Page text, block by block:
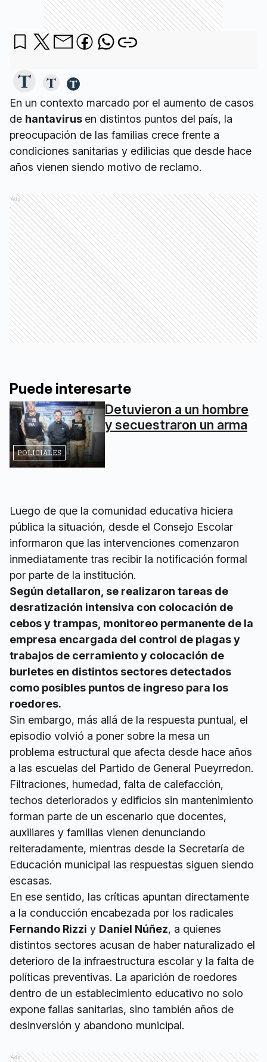
En un contexto marcado por el aumento de casos
de hantavirus en distintos puntos del país, la
preocupación de las familias crece frente a
condiciones sanitarias y edilicias que desde hace
años vienen siendo motivo de reclamo.
Ads
Puede interesarte
POLICIALES
Detuvieron a un hombre
y secuestraron un arma
Luego de que la comunidad educativa hiciera
pública la situación, desde el Consejo Escolar
informaron que las intervenciones comenzaron
inmediatamente tras recibir la notificación formal
por parte de la institución.
Según detallaron, se realizaron tareas de
desratización intensiva con colocación de
cebos y trampas, monitoreo permanente de la
empresa encargada del control de plagas y
trabajos de cerramiento y colocación de
burletes en distintos sectores detectados
como posibles puntos de ingreso para los
roedores.
Sin embargo, más allá de la respuesta puntual, el
episodio volvió a poner sobre la mesa un
problema estructural que afecta desde hace años
a las escuelas del Partido de General Pueyrredon.
Filtraciones, humedad, falta de calefacción,
techos deteriorados y edificios sin mantenimiento
forman parte de un escenario que docentes,
auxiliares y familias vienen denunciando
reiteradamente, mientras desde la Secretaría de
Educación municipal las respuestas siguen siendo
escasas.
En ese sentido, las críticas apuntan directamente
a la conducción encabezada por los radicales
Fernando Rizzi y Daniel Núñez, a quienes
distintos sectores acusan de haber naturalizado el
deterioro de la infraestructura escolar y la falta de
políticas preventivas. La aparición de roedores
dentro de un establecimiento educativo no solo
expone fallas sanitarias, sino también años de
desinversión y abandono municipal.
Ads